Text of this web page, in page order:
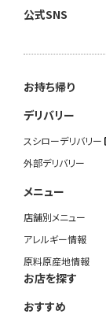
公式SNS
お持ち帰り
デリバリー
スシローデリバリー
外部デリバリー
メニュー
店舗別メニュー
アレルギー情報
原料原産地情報
お店を探す
おすすめ